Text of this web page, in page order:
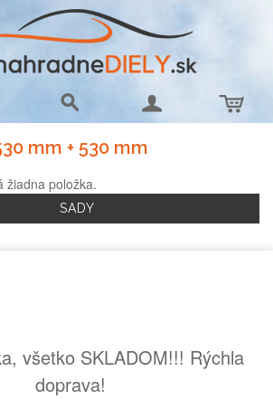
mm + 530 mm
žiadna položka.
SADY
všetko SKLADOM!!! Rýchla
doprava!